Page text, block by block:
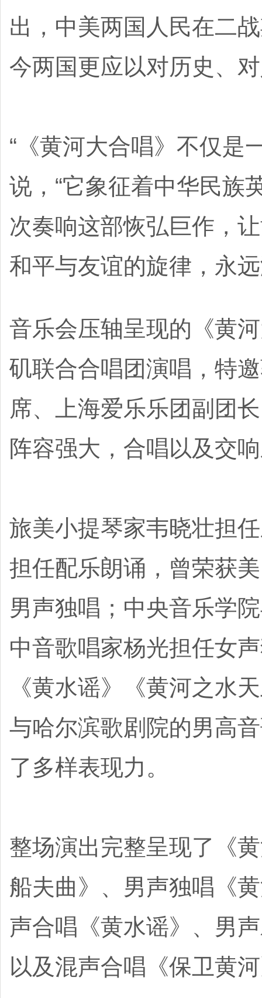
出，中美两国人民在二
今两国更应以对历史、
“《黄河大合唱》不仅是
说，“它象征着中华民族
次奏响这部恢弘巨作，
和平与友谊的旋律，永
音乐会压轴呈现的《黄
矶联合合唱团演唱，特
席、上海爱乐乐团副团
阵容强大，合唱以及交
旅美小提琴家韦晓壮担
担任配乐朗诵，曾荣获
男声独唱；中央音乐学
中音歌唱家杨光担任女
《黄水谣》《黄河之水
与哈尔滨歌剧院的男高
了多样表现力。
整场演出完整呈现了《
船夫曲》、男声独唱《
声合唱《黄水谣》、男
以及混声合唱《保卫黄